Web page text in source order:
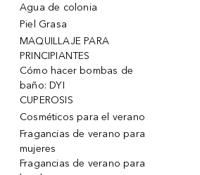
Agua de colonia
Piel Grasa
MAQUILLAJE PARA
PRINCIPIANTES
Cómo hacer bombas de
baño: DYI
CUPEROSIS
Cosméticos para el verano
Fragancias de verano para
mujeres
Fragancias de verano para